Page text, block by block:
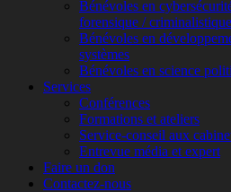
Bénévoles en
forensique / criminalistique
Bénévoles en
systèmes
Bénévoles en science
Services
Conférences
Formations et ateliers
Service-conseil aux
Entrevue média et expert
Faire un don
Contactez-nous